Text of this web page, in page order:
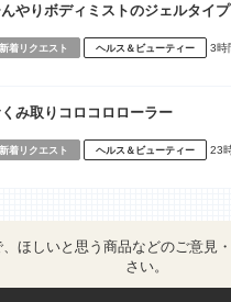
やりボディミストのジェルタイプ
新着リクエスト ヘルス＆ビューティー 3時
み取りコロコロローラー
新着リクエスト ヘルス＆ビューティー 23
ほしいと思う商品などのご意見
さい。